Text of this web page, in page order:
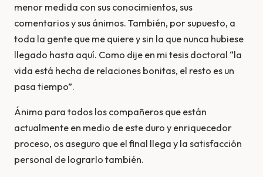
menor medida con sus conocimientos, sus
comentarios y sus ánimos. También, por supuesto, a
toda la gente que me quiere y sin la que nunca hubiese
llegado hasta aquí. Como dije en mi tesis doctoral “la
vida está hecha de relaciones bonitas, el resto es un
pasa tiempo”.
Ánimo para todos los compañeros que están
actualmente en medio de este duro y enriquecedor
proceso, os aseguro que el final llega y la satisfacción
personal de lograrlo también.